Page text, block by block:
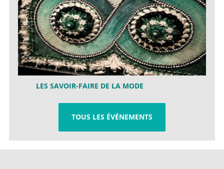
LES SAVOIR-FAIRE DE LA MODE
TOUS LES ÉVÉNEMENTS